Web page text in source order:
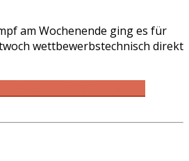
am Wochenende ging es für
wettbewerbstechnisch direkt